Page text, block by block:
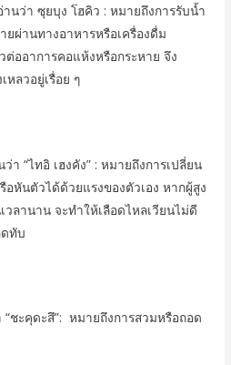
านว่า ซุยบุง โฮคิว : หมายถึงการรับน้ำ
ยผ่านทางอาหารหรือเครื่องดื่ม
ต่ออาการคอแห้งหรือกระหาย จึง
หลวอยู่เรื่อย ๆ
า “ไทอิ เฮงคัง” : หมายถึงการเปลี่ยน
หันตัวได้ด้วยแรงของตัวเอง หากผู้สูง
ลานาน จะทำให้เลือดไหลเวียนไม่ดี
ทับ
“ชะคุดะสึ”: หมายถึงการสวมหรือถอด